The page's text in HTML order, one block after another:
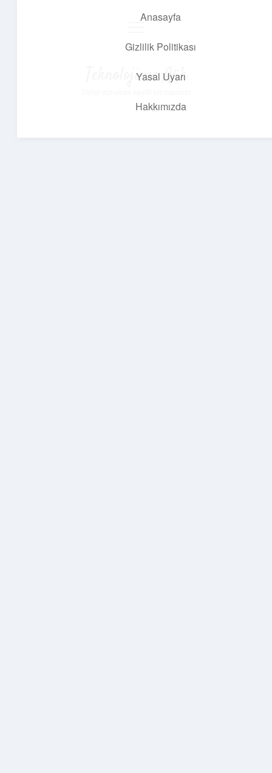
Anasayfa
Gizlilik Politikası
Yasal Uyarı
Hakkımızda
Teknoloji ve Aşk